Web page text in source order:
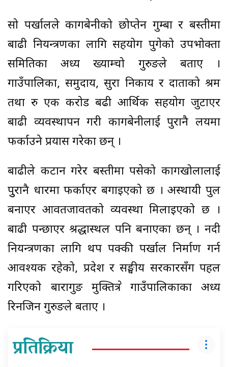
सो पर्खालले कागबेनीको छोप्तेन गुम्बा र बस्तीमा
बाढी नियन्त्रणका लागि सहयोग पुगेको उपभोक्ता
समितिका अध्यक्ष ख्याम्चो गुरुङले बताए ।
गाउँपालिका, समुदाय, सुरक्षा निकाय र दाताको श्रम
तथा रु एक करोड बढी आर्थिक सहयोग जुटाएर
बाढी व्यवस्थापन गरी कागबेनीलाई पुरानै लयमा
फर्काउने प्रयास गरेका छन् ।
बाढीले कटान गरेर बस्तीमा पसेको कागखोलालाई
पुुरानै धारमा फर्काएर बगाइएको छ । अस्थायी पुल
बनाएर आवतजावतको व्यवस्था मिलाइएको छ ।
बाढी पन्छाएर श्रद्धास्थल पनि बनाएका छन् । नदी
नियन्त्रणका लागि थप पक्की पर्खाल निर्माण गर्न
आवश्यक रहेको, प्रदेश र सङ्घीय सरकारसँग पहल
गरिएको बारागुङ मुक्तिक्षेत्र गाउँपालिकाका अध्यक्ष
रिनजिन गुरुङले बताए ।
प्रतिक्रिया